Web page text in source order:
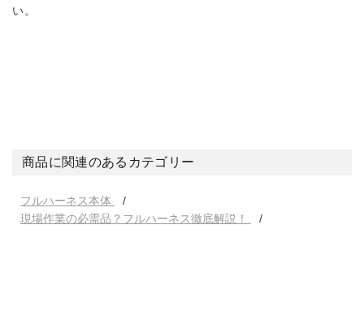
い。
商品に関連のあるカテゴリー
フルハーネス本体
現場作業の必需品？フルハーネス徹底解説！